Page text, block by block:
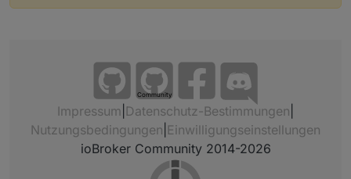
Community
Impressum Datenschutz-Bestimmungen
Nutzungsbedingungen Einwilligungseinstellungen
ioBroker Community 2014-2026